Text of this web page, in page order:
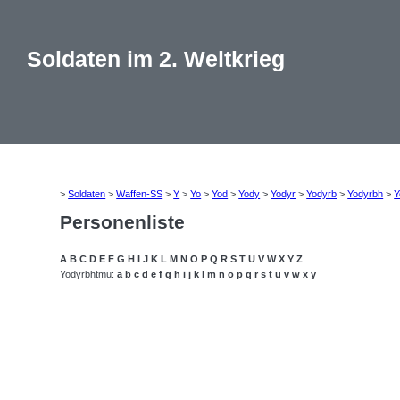
Soldaten im 2. Weltkrieg
>Soldaten >Waffen-SS >Y >Yo >Yod >Yody >Yodyr >Yodyrb >Yodyrbh >
Personenliste
A B C D E F G H I J K L M N O P Q R S T U V W X Y Z
Yodyrbhtmu:a b c d e f g h i j k l m n o p q r s t u v w x y